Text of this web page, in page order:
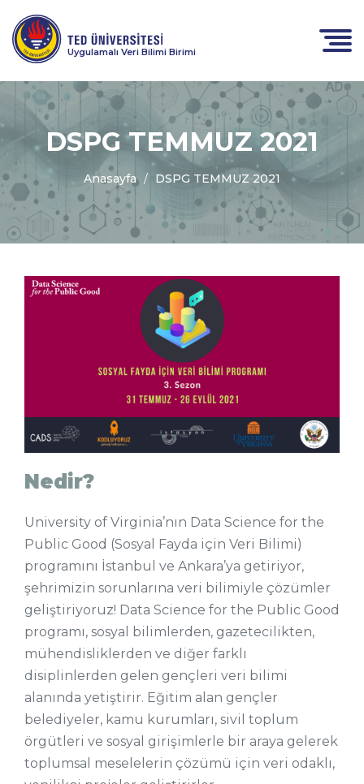
Uygulamalı Veri Bilimi Birimi
DSPG TEMMUZ 2021
Anasayfa DSPG TEMMUZ 2021
Nedir?
University of Virginia’nın Data Science for the
Public Good (Sosyal Fayda için Veri Bilimi)
programını İstanbul ve Ankara’ya getiriyor,
şehrimizin sorunlarına veri bilimiyle çözümler
geliştiriyoruz! Data Science for the Public Good
programı, sosyal bilimlerden, gazetecilikten,
mühendisliklerden ve diğer farklı
disiplinlerden gelen gençleri veri bilimi
alanında yetiştirir. Eğitim alan gençler
belediyeler, kamu kurumları, sivil toplum
örgütleri ve sosyal girişimlerle bir araya gelerek
toplumsal meselelerin çözümü için veri odaklı,